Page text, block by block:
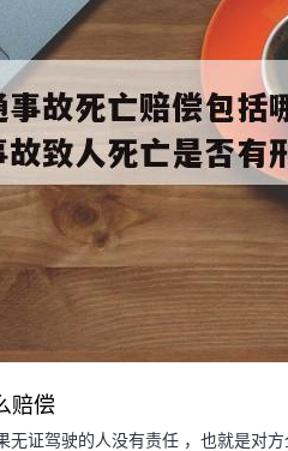
赔偿
证驾驶的人没有责任 ，也就是对
驾驶，一般应当承
警出具的交通事故